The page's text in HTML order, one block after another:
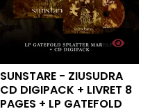
SUNSTARE - ZIUSUDRA
CD DIGIPACK + LIVRET 8
PAGES + LP GATEFOLD